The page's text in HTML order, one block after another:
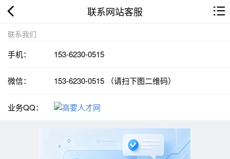
联系网站客服
联系我们
手机： 153-6230-0515
微信： 153-6230-0515 （请扫下图二维码）
业务QQ：